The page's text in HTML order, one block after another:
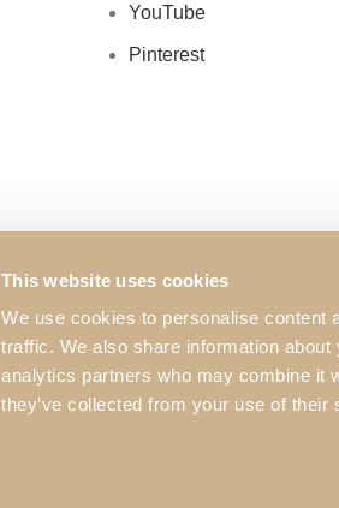
This website uses cookies
We use cookies to personalise content
traffic. We also share information
analytics partners who may combine it
they’ve collected from your use of their
YouTube
Pinterest